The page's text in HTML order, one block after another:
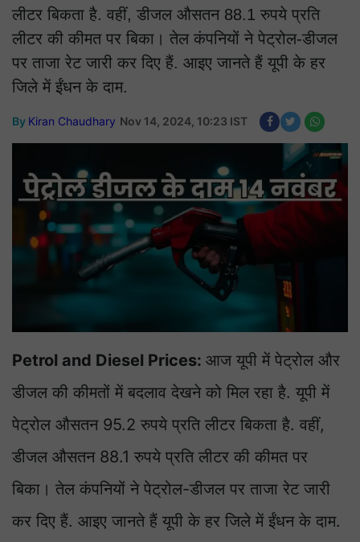
लीटर बिकता है. वहीं, डीजल औसतन 88.1 रुपये प्रति
लीटर की कीमत पर बिका। तेल कंपनियों ने पेट्रोल-डीजल
पर ताजा रेट जारी कर दिए हैं. आइए जानते हैं यूपी के हर
जिले में ईंधन के दाम.
By Kiran Chaudhary Nov 14, 2024, 10:23 IST
Petrol and Diesel Prices: आज यूपी में पेट्रोल और
डीजल की कीमतों में बदलाव देखने को मिल रहा है. यूपी में
पेट्रोल औसतन 95.2 रुपये प्रति लीटर बिकता है. वहीं,
डीजल औसतन 88.1 रुपये प्रति लीटर की कीमत पर
बिका। तेल कंपनियों ने पेट्रोल-डीजल पर ताजा रेट जारी
कर दिए हैं. आइए जानते हैं यूपी के हर जिले में ईंधन के दाम.